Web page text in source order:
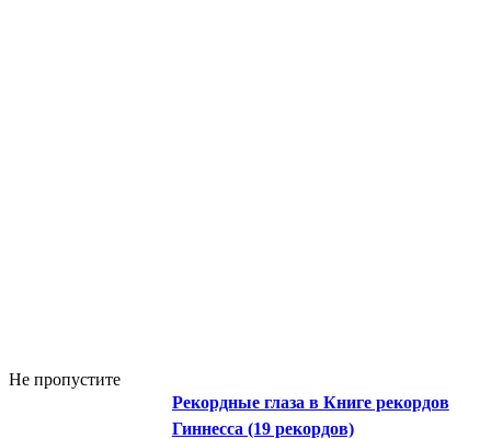
Не пропустите
Рекордные глаза в Книге рекордов
Гиннесса (19 рекордов)